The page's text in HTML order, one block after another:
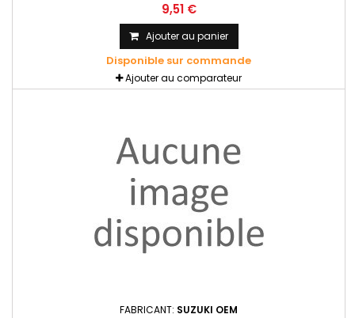
9,51 €
Ajouter au panier
Disponible sur commande
Ajouter au comparateur
FABRICANT: SUZUKI OEM